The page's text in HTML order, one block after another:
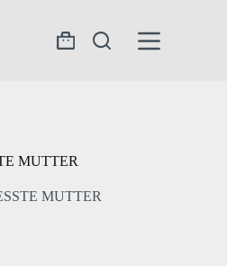
Warenkorb
MUTTER
MUTTER